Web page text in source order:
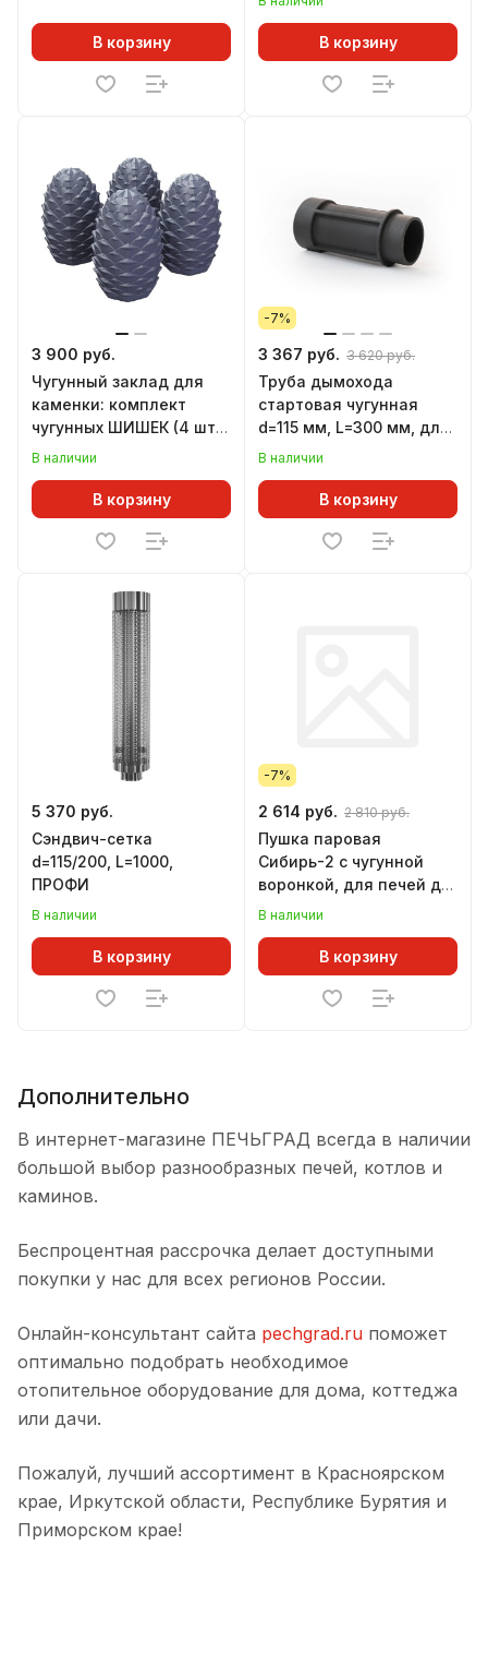
В корзину В корзину
3 900 руб.
Чугунный заклад для
каменки: комплект
чугунных ШИШЕК (4 шт),
ГЕФЕСТ
В наличии
В корзину
-7%
3 367 руб. 3 620 руб.
Труба дымохода
стартовая чугунная
d=115 мм, L=300 мм, для
печей НМК
В наличии
В корзину
5 370 руб.
Сэндвич-сетка
d=115/200, L=1000,
ПРОФИ
В наличии
В корзину
-7%
2 614 руб. 2 810 руб.
Пушка паровая
Сибирь-2 с чугунной
воронкой, для печей до
30 куб.м
В наличии
В корзину
Дополнительно
В интернет-магазине ПЕЧЬГРАД всегда в наличии
большой выбор разнообразных печей, котлов и
каминов.
Беспроцентная рассрочка делает доступными
покупки у нас для всех регионов России.
Онлайн-консультант сайта pechgrad.ru поможет
оптимально подобрать необходимое
отопительное оборудование для дома, коттеджа
или дачи.
Пожалуй, лучший ассортимент в Красноярском
крае, Иркутской области, Республике Бурятия и
Приморском крае!